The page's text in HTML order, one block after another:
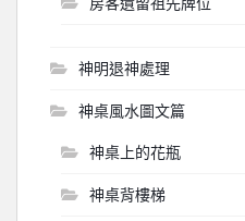
神明退神處理
神桌風水圖文篇
神桌上的花瓶
神桌背樓梯